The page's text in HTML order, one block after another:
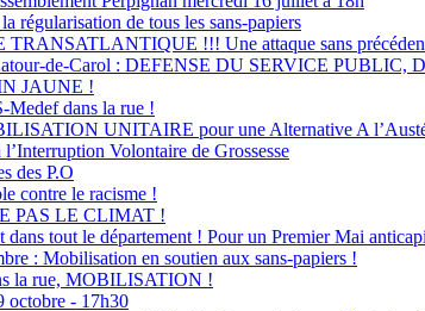
régularisation de tous les sans-papiers
!!! Une attaque sans
de-Carol : DEFENSE DU SERVICE
JAUNE !
Medef dans la rue !
UNITAIRE pour une Alternative A
Volontaire de Grossesse
des P.O
contre le racisme !
PAS LE CLIMAT !
dans tout le département ! Pour un Premier Mai
: Mobilisation en soutien aux sans-papiers !
la rue, MOBILISATION !
octobre - 17h30